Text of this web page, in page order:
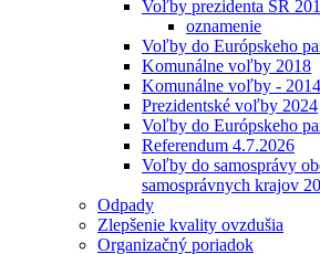
Voľby prezidenta SR
oznamenie
Voľby do Európskeho
Komunálne voľby 2018
Komunálne voľby - 2014
Prezidentské voľby 2024
Voľby do Európskeho
Referendum 4.7.2026
Voľby do samosprávy
samosprávnych krajov
Odpady
Zlepšenie kvality ovzdušia
Organizačný poriadok